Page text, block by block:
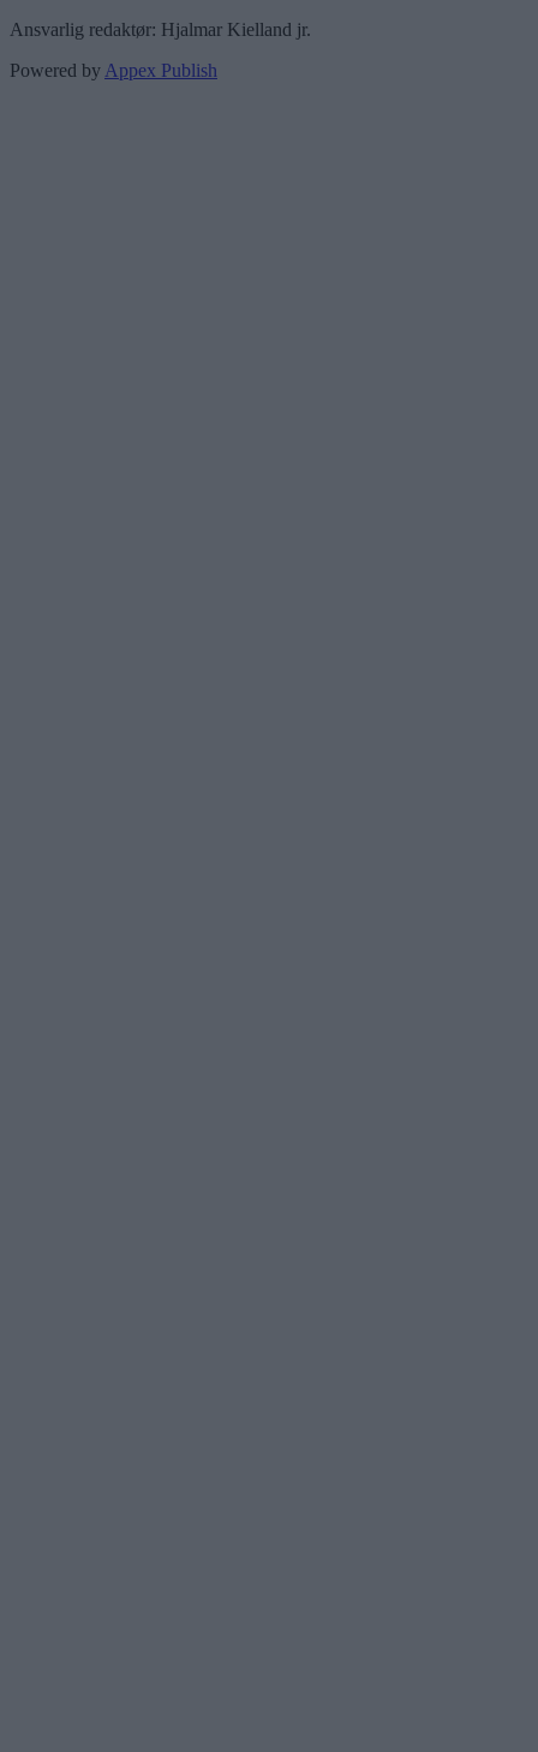
Ansvarlig redaktør: Hjalmar Kielland jr.
Powered by Appex Publish